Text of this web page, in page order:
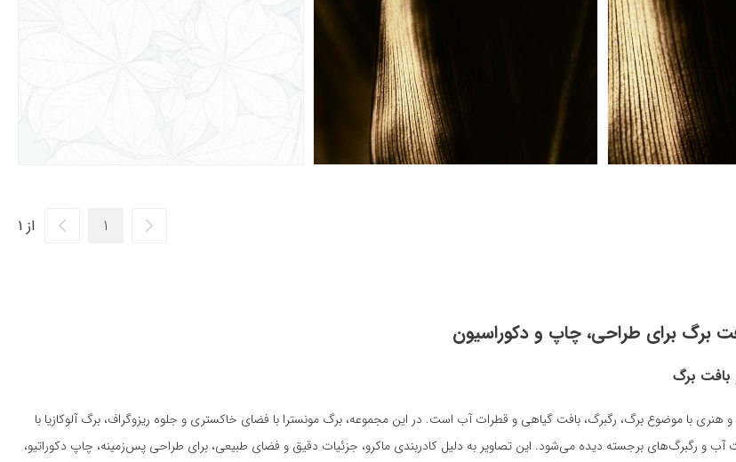
از 1
برگ برای طراحی، چاپ و دکوراسیون
بافت برگ
هنری با موضوع برگ، رگبرگ، بافت گیاهی و قطرات آب است. در این مجموعه، برگ مونسترا با فضای خاکستری و جلوه ریزوگراف، برگ آلوکازیا با
آب و رگبرگ‌های برجسته دیده می‌شود. این تصاویر به دلیل کادربندی ماکرو، جزئیات دقیق و فضای طبیعی، برای طراحی پس‌زمینه، چاپ دکوراتیو،